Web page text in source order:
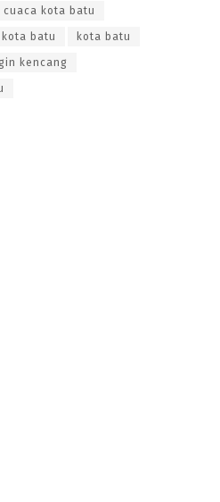
cuaca kota batu
batu kota batu
kencang